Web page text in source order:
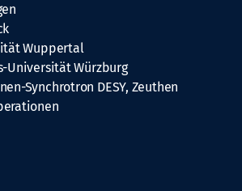
Wuppertal
Universität Würzburg
Synchrotron DESY, Zeuthen